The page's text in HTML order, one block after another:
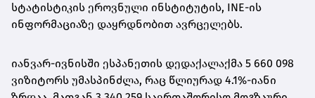
სტატისტიკის ეროვნული ინსტიტუტის, INE-ის
ინფორმაციაზე დაყრდნობით ავრცელებს.
იანვარ-ივნისში ესპანეთის დედაქალაქმა 5 660 098
ვიზიტორს უმასპინძლა, რაც წლიურად 4.1%-იანი